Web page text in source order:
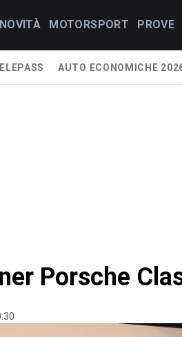
NOVITÀ MOTORSPORT PROVE
AUTO ECONOMICHE
Porsche